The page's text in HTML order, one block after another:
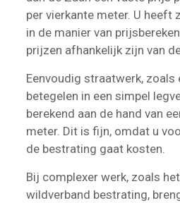
per vierkante meter. U heeft
in de manier van
prijzen afhankelijk zijn van
Eenvoudig straatwerk, zoals
betegelen in een simpel
berekend aan de hand van
meter. Dit is fijn, omdat u
de bestrating gaat kosten.
Bij complexer werk, zoals
wildverband bestrating,